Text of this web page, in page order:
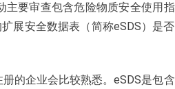
主要审查包含危险物质安全使用指
展安全数据表（简称eSDS）是否
的企业会比较熟悉。eSDS是包含